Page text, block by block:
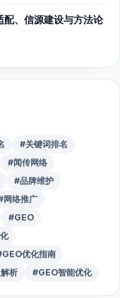
、信源建设与方法论
#关键词排名
#闻传网络
#品牌维护
网络推广
#GEO
优化指南
析 #GEO智能优化